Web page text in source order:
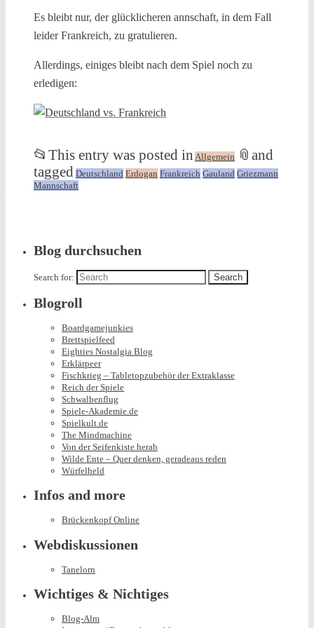
Es bleibt nur, der glücklicheren annschaft, in dem Fall
leider Frankreich, zu gratulieren.
Allerdings, einiges bleibt nach dem Spiel noch zu
erledigen:
📂 This entry was posted in Allgemein 📎 and
tagged Deutschland Erdogan Frankreich Gauland Griezmann
Mannschaft
Blog durchsuchen
Search for:
Blogroll
Boardgamejunkies
Brettspielfeed
Eighties Nostalgia Blog
Erklärpeer
Fischkrieg – Tabletopzubehör der Extraklasse
Reich der Spiele
Schwalbenflug
Spiele-Akademie.de
Spielkult.de
The Mindmachine
Von der Seifenkiste herab
Wilde Ente – Quer denken, geradeaus reden
Würfelheld
Infos and more
Brückenkopf Online
Webdiskussionen
Tanelorn
Wichtiges & Nichtiges
Blog-Alm